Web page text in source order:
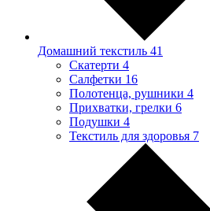
Домашний текстиль 41
Скатерти 4
Салфетки 16
Полотенца, рушники 4
Прихватки, грелки 6
Подушки 4
Текстиль для здоровья 7